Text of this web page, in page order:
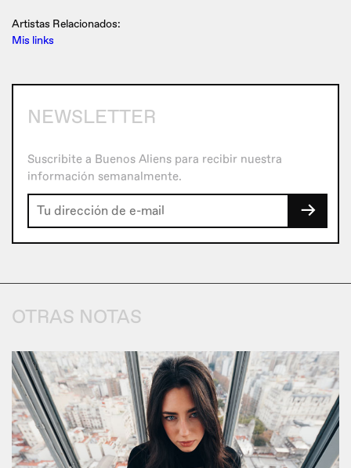
Artistas Relacionados:
Mis links
NEWSLETTER
Suscribite a Buenos Aliens para recibir nuestra
información semanalmente.
→
OTRAS NOTAS